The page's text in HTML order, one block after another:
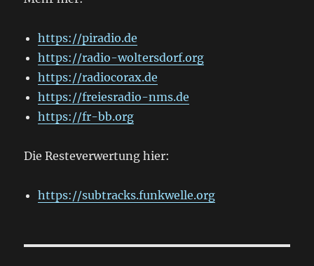
https://piradio.de
https://radio-woltersdorf.org
https://radiocorax.de
https://freiesradio-nms.de
https://fr-bb.org
Die Resteverwertung hier:
https://subtracks.funkwelle.org